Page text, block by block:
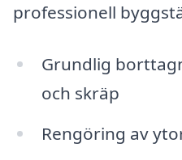
professionell
Grundlig
och skräp
Rengöring av